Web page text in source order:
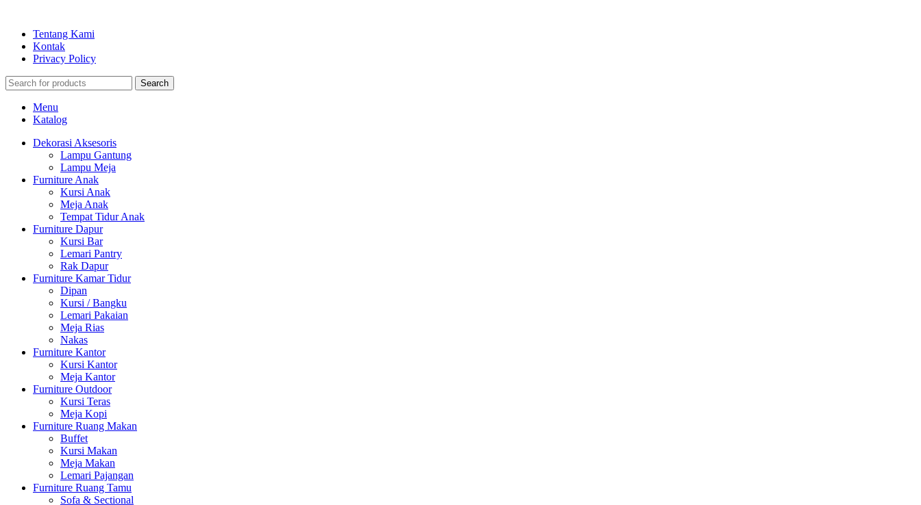
Tentang Kami
Kontak
Privacy Policy
Search
Menu
Katalog
Dekorasi Aksesoris
Lampu Gantung
Lampu Meja
Furniture Anak
Kursi Anak
Meja Anak
Tempat Tidur Anak
Furniture Dapur
Kursi Bar
Lemari Pantry
Rak Dapur
Furniture Kamar Tidur
Dipan
Kursi / Bangku
Lemari Pakaian
Meja Rias
Nakas
Furniture Kantor
Kursi Kantor
Meja Kantor
Furniture Outdoor
Kursi Teras
Meja Kopi
Furniture Ruang Makan
Buffet
Kursi Makan
Meja Makan
Lemari Pajangan
Furniture Ruang Tamu
Sofa & Sectional